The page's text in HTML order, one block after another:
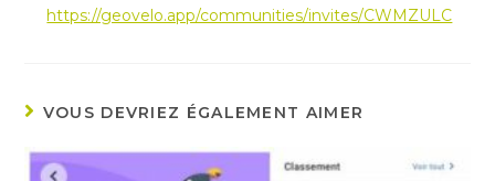
https://geovelo.app/communities/invites/CWMZULC
VOUS DEVRIEZ ÉGALEMENT AIMER